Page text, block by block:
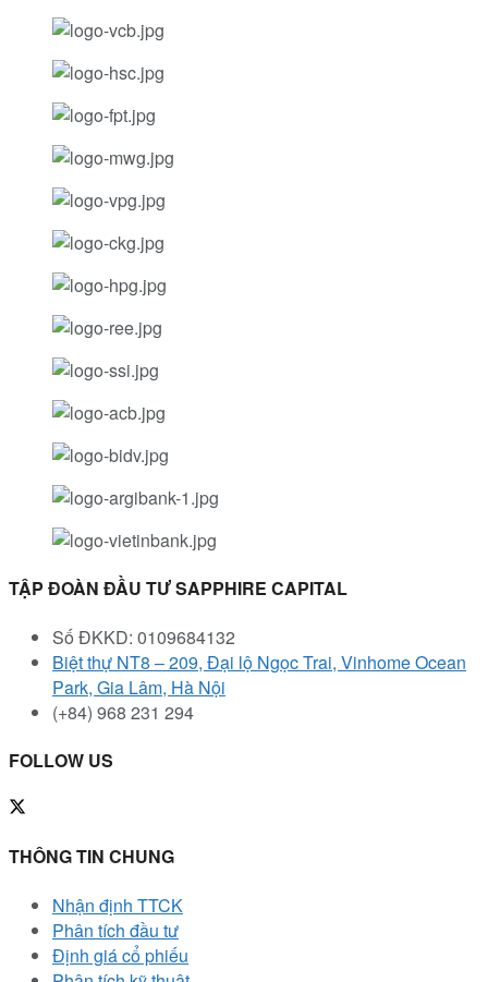
TẬP ĐOÀN ĐẦU TƯ SAPPHIRE CAPITAL
Số ĐKKD: 0109684132
Biệt thự NT8 – 209, Đại lộ Ngọc Trai, Vinhome Ocean
Park, Gia Lâm, Hà Nội
(+84) 968 231 294
FOLLOW US
THÔNG TIN CHUNG
Nhận định TTCK
Phân tích đầu tư
Định giá cổ phiếu